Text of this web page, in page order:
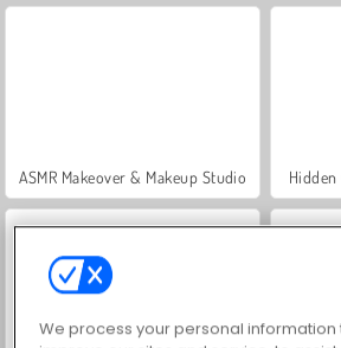
ASMR Makeover & Makeup Studio
We process your personal